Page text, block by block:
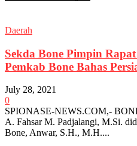
Daerah
Sekda Bone Pimpin
Pemkab Bone Bahas
July 28, 2021
0
SPIONASE-NEWS.COM,-
A. Fahsar M. Padjalangi, M.Si.
Bone, Anwar, S.H., M.H....